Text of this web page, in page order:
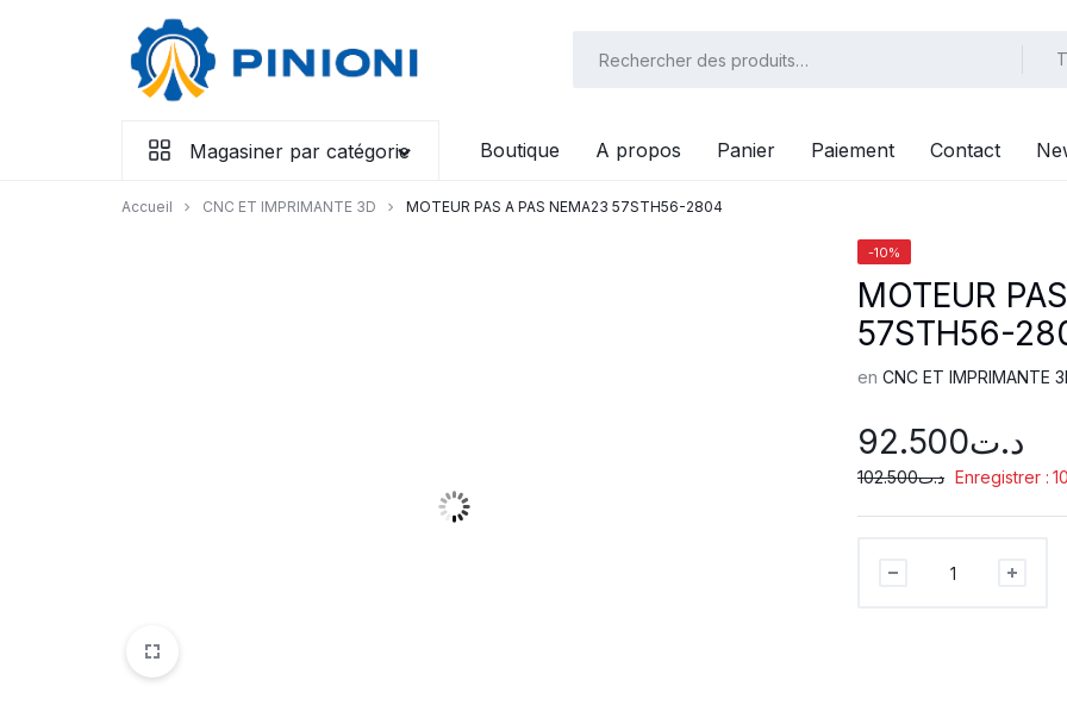
Magasiner par catégorie Boutique A propos Panier Paiement Contact
Accueil CNC ET IMPRIMANTE 3D MOTEUR PAS A PAS NEMA23 57STH56-2804
-10%
MOTEUR
57STH56-
enCNC ET IMPRIMANTE
د.ت92.500
د.ت102.500 Enregistrer :